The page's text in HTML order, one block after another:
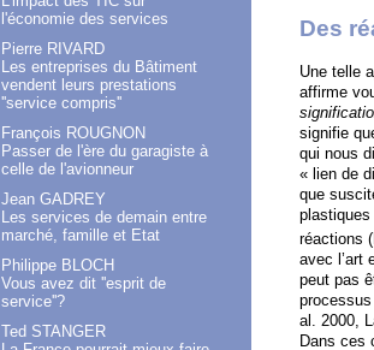
l'économie des services
Pierre RIVARD
Les entreprises du Bâtiment
vendent leurs prestations
''service compris''
François ROUGNON
Passer de l'ère du garagiste à
celle de l'avionneur
Jean GADREY
Les services de demain entre
marché, famille et Etat
Philippe BLOCH
Vous avez dit ''esprit de
service''?
Ted STANGER
Des
Une telle
affirme
signifie
qui nous
« lien de
que
réactions
avec l’art
peut pas
al. 2000,
Dans ces